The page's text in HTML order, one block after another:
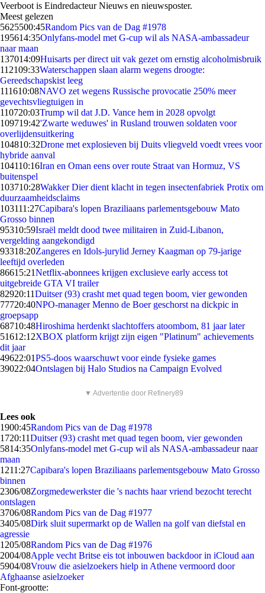
Veerboot is Eindredacteur Nieuws en nieuwsposter.
Meest gelezen
5625500:45Random Pics van de Dag #1978
195614:35Onlyfans-model met G-cup wil als NASA-ambassadeur
naar maan
137014:09Huisarts per direct uit vak gezet om ernstig alcoholmisbruik
112109:33Waterschappen slaan alarm wegens droogte:
Gereedschapskist leeg
111610:08NAVO zet wegens Russische provocatie 250% meer
gevechtsvliegtuigen in
110720:03Trump wil dat J.D. Vance hem in 2028 opvolgt
109719:42'Zwarte weduwes' in Rusland trouwen soldaten voor
overlijdensuitkering
104810:32Drone met explosieven bij Duits vliegveld voedt vrees voor
hybride aanval
104110:16Iran en Oman eens over route Straat van Hormuz, VS
buitenspel
103710:28Wakker Dier dient klacht in tegen insectenfabriek Protix om
duurzaamheidsclaims
103111:27Capibara's lopen Braziliaans parlementsgebouw Mato
Grosso binnen
95310:59Israël meldt dood twee militairen in Zuid-Libanon,
vergelding aangekondigd
93318:20Zangeres en Idols-jurylid Jerney Kaagman op 79-jarige
leeftijd overleden
86615:21Netflix-abonnees krijgen exclusieve early access tot
uitgebreide GTA VI trailer
82920:11Duitser (93) crasht met quad tegen boom, vier gewonden
77720:40NPO-manager Menno de Boer geschorst na dickpic in
groepsapp
68710:48Hiroshima herdenkt slachtoffers atoombom, 81 jaar later
51612:12XBOX platform krijgt zijn eigen "Platinum" achievements
dit jaar
49622:01PS5-doos waarschuwt voor einde fysieke games
39022:04Ontslagen bij Halo Studios na Campaign Evolved
▼ Advertentie door Refinery89
Lees ook
1900:45Random Pics van de Dag #1978
1720:11Duitser (93) crasht met quad tegen boom, vier gewonden
5814:35Onlyfans-model met G-cup wil als NASA-ambassadeur naar
maan
1211:27Capibara's lopen Braziliaans parlementsgebouw Mato Grosso
binnen
2306/08Zorgmedewerkster die 's nachts haar vriend bezocht terecht
ontslagen
3706/08Random Pics van de Dag #1977
3405/08Dirk sluit supermarkt op de Wallen na golf van diefstal en
agressie
1205/08Random Pics van de Dag #1976
2004/08Apple vecht Britse eis tot inbouwen backdoor in iCloud aan
5904/08Vrouw die asielzoekers hielp in Athene vermoord door
Afghaanse asielzoeker
Font-grootte: